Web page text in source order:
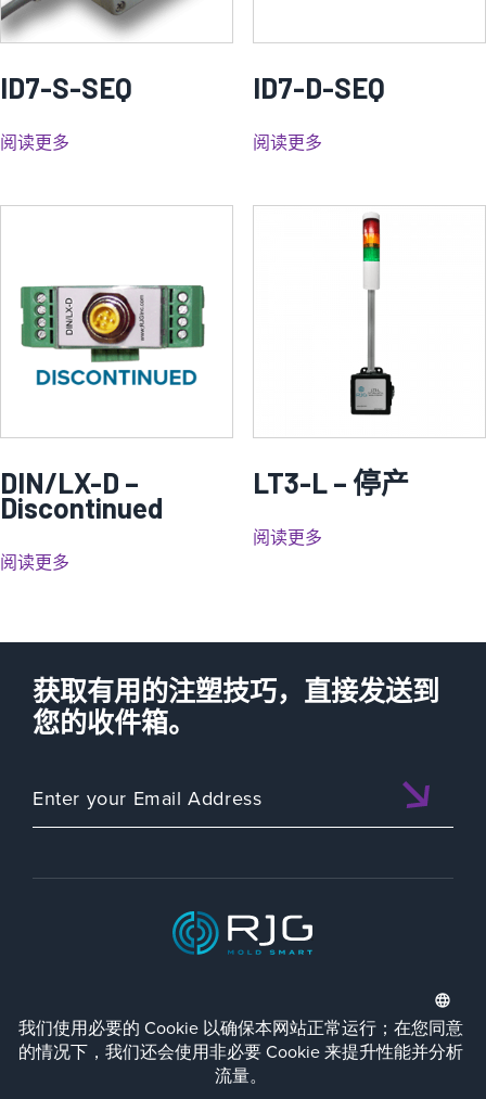
ID7-S-SEQ
阅读更多
ID7-D-SEQ
阅读更多
DIN/LX-D –
Discontinued
阅读更多
LT3-L – 停产
阅读更多
获取有用的注塑技巧，直接发送到
您的收件箱。